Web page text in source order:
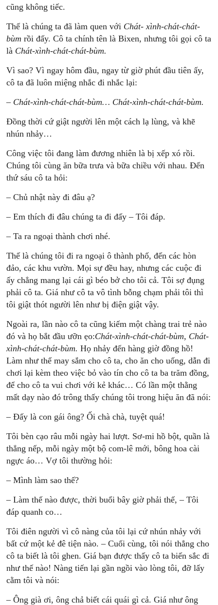
cũng không tiếc.
Thế là chúng ta đã làm quen với Chát- xình-chát-chát-
bùm rồi đấy. Cô ta chính tên là Bixen, nhưng tôi gọi cô ta
là Chát-xình-chát-chát-bùm.
Vì sao? Vì ngay hôm đầu, ngay từ giờ phút đầu tiên ấy,
cô ta đã luôn miệng nhắc đi nhắc lại:
– Chát-xình-chát-chát-bùm… Chát-xình-chát-chát-bùm.
Đồng thời cứ giật người lên một cách lạ lùng, và khẽ
nhún nhảy…
Công việc tôi đang làm đương nhiên là bị xếp xó rồi.
Chúng tôi cùng ăn bữa trưa và bữa chiều với nhau. Đến
thứ sáu cô ta hỏi:
– Chủ nhật này đi đâu ạ?
– Em thích đi đâu chúng ta đi đấy – Tôi đáp.
– Ta ra ngoại thành chơi nhé.
Thế là chúng tôi đi ra ngoại ô thành phố, đến các hòn
đảo, các khu vườn. Mọi sự đều hay, nhưng các cuộc đi
ấy chẳng mang lại cái gì béo bở cho tôi cả. Tôi sợ đụng
phải cô ta. Giá như cô ta vô tình bỗng chạm phải tôi thì
tôi giật thót người lên như bị điện giật vậy.
Ngoài ra, lần nào cô ta cũng kiếm một chàng trai trẻ nào
đó và họ bắt đầu ưỡn ẹo:Chát-xình-chát-chát-bùm, Chát-
xình-chát-chát-bùm. Họ nhảy đến hàng giờ đồng hồ!
Làm như thể may sắm cho cô ta, cho ăn cho uống, dẫn đi
chơi lại kèm theo việc bỏ vào tín cho cô ta ba trăm đồng,
để cho cô ta vui chơi với kẻ khác… Có lần một thằng
mất dạy nào đó trông thấy chúng tôi trong hiệu ăn đã nói:
– Đấy là con gái ông? Ối chà chà, tuyệt quá!
Tôi bèn cạo râu mỗi ngày hai lượt. Sơ-mi hồ bột, quần là
thẳng nếp, mỗi ngày một bộ com-lê mới, bông hoa cài
ngực áo… Vợ tôi thường hỏi:
– Mình làm sao thế?
– Làm thế nào được, thời buổi bây giờ phải thế, – Tôi
đáp quanh co…
Tôi điên người vì cô nàng của tôi lại cứ nhún nhảy với
bất cứ một kẻ đê tiện nào. – Cuối cùng, tôi nói thẳng cho
cô ta biết là tôi ghen. Giá bạn được thấy cô ta biến sắc đi
như thế nào! Nàng tiến lại gần ngồi vào lòng tôi, đỡ lấy
cằm tôi và nói:
– Ông già ơi, ông chả biết cái quái gì cả. Giá như ông